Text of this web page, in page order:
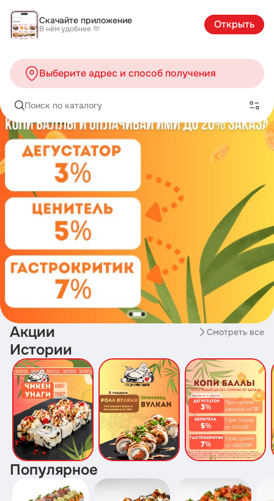
Скачайте приложение
В нём удобнее 🫶 Открыть
Выберите адрес и способ получения
Поиск по каталогу
Акции Смотреть все
Истории
Популярное